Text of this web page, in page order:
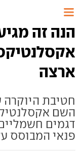
הנה זה
ארצה
חטיבת
השם
דגמים
פנאי המבוסס